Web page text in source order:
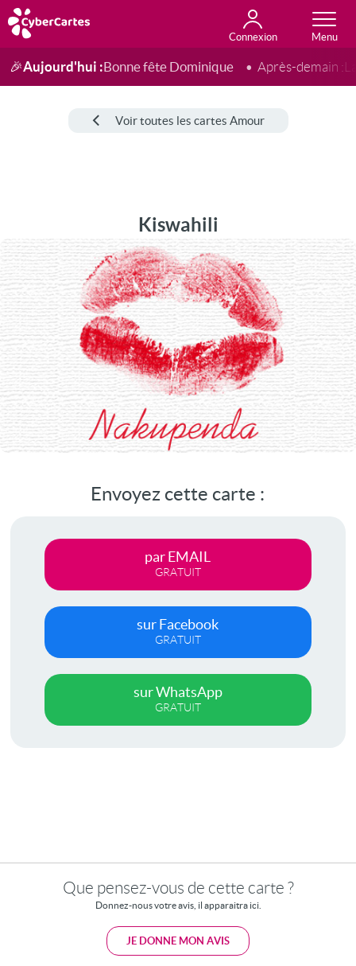
Connexion
Anniversaire
Fête du jour
Amour
Amitié
Merci
Toutes les cartes
🎉Aujourd'hui :Bonne fête Dominique Après-demain :
Voir toutes les cartes Amour
Kiswahili
Envoyez cette carte :
par EMAIL
GRATUIT
sur Facebook
GRATUIT
sur WhatsApp
GRATUIT
Que pensez-vous de cette carte ?
Donnez-nous votre avis, il apparaitra ici.
JE DONNE MON AVIS